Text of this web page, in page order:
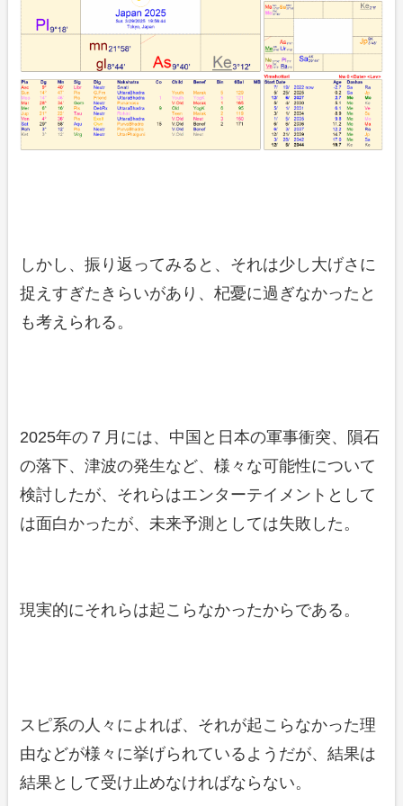
しかし、振り返ってみると、それは少し大げさに
捉えすぎたきらいがあり、杞憂に過ぎなかったと
も考えられる。
2025年の７月には、中国と日本の軍事衝突、隕石
の落下、津波の発生など、様々な可能性について
検討したが、それらはエンターテイメントとして
は面白かったが、未来予測としては失敗した。
現実的にそれらは起こらなかったからである。
スピ系の人々によれば、それが起こらなかった理
由などが様々に挙げられているようだが、結果は
結果として受け止めなければならない。